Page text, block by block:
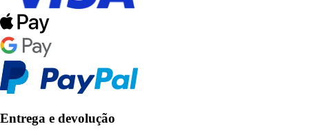
Entrega e devolução